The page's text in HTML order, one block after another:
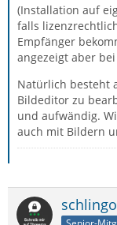
(Installation auf
falls
Empfänger
angezeigt aber
Natürlich besteht
Bildeditor zu
und aufwändig.
auch mit Bildern
schlingo